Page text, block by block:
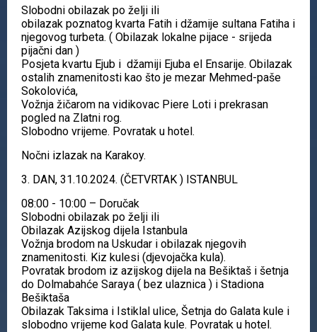
Slobodni obilazak po želji ili
obilazak poznatog kvarta Fatih i džamije sultana Fatiha i
njegovog turbeta. ( Obilazak lokalne pijace - srijeda
pijačni dan )
Posjeta kvartu Ejub i džamiji Ejuba el Ensarije. Obilazak
ostalih znamenitosti kao što je mezar Mehmed-paše
Sokolovića,
Vožnja žičarom na vidikovac Piere Loti i prekrasan
pogled na Zlatni rog.
Slobodno vrijeme. Povratak u hotel.
Nočni izlazak na Karakoy.
3. DAN, 31.10.2024. (ČETVRTAK ) ISTANBUL
08:00 - 10:00 – Doručak
Slobodni obilazak po želji ili
Obilazak Azijskog dijela Istanbula
Vožnja brodom na Uskudar i obilazak njegovih
znamenitosti. Kiz kulesi (djevojačka kula).
Povratak brodom iz azijskog dijela na Bešiktaš i šetnja
do Dolmabahće Saraya ( bez ulaznica ) i Stadiona
Bešiktaša
Obilazak Taksima i Istiklal ulice, Šetnja do Galata kule i
slobodno vrijeme kod Galata kule. Povratak u hotel.